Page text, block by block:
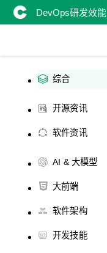
DevOps研发效能
综合
开源资讯
软件资讯
AI & 大模型
大前端
软件架构
开发技能